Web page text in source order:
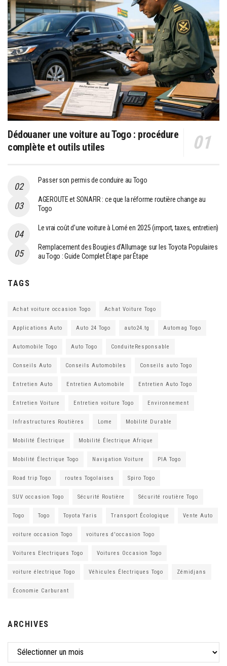
Dédouaner une voiture au Togo : procédure
complète et outils utiles
Passer son permis de conduire au Togo
AGEROUTE et SONAFIR : ce que la réforme routière change au
Togo
Le vrai coût d’une voiture à Lomé en 2025 (import, taxes, entretien)
Remplacement des Bougies d’Allumage sur les Toyota Populaires
au Togo : Guide Complet Étape par Étape
TAGS
Achat voiture occasion Togo Achat Voiture Togo
Applications Auto Auto 24 Togo auto24.tg Automag Togo
Automobile Togo Auto Togo ConduiteResponsable
Conseils Auto Conseils Automobiles Conseils auto Togo
Entretien Auto Entretien Automobile Entretien Auto Togo
Entretien Voiture Entretien voiture Togo Environnement
Infrastructures Routières Lome Mobilité Durable
Mobilité Électrique Mobilité Électrique Afrique
Mobilité Électrique Togo Navigation Voiture PIA Togo
Road trip Togo routes Togolaises Spiro Togo
SUV occasion Togo Sécurité Routière Sécurité routière Togo
Togo Togo Toyota Yaris Transport Écologique Vente Auto
voiture occasion Togo voitures d'occasion Togo
Voitures Electriques Togo Voitures Occasion Togo
voiture électrique Togo Véhicules Électriques Togo Zémidjans
Économie Carburant
ARCHIVES